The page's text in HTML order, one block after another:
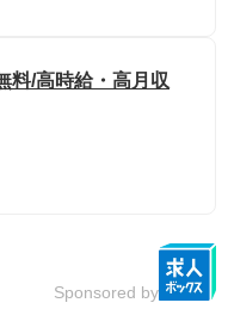
料/高時給・高月収
Sponsored by